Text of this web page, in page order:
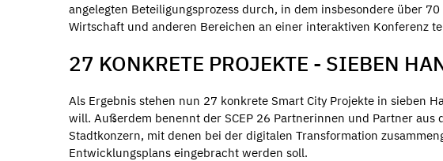
angelegten Beteiligungsprozess durch, in dem insbesondere über
Wirtschaft und anderen Bereichen an einer interaktiven Konferenz
27 KONKRETE PROJEKTE - SIEBEN
Als Ergebnis stehen nun 27 konkrete Smart City Projekte in sieben
will. Außerdem benennt der SCEP 26 Partnerinnen und Partner
Stadtkonzern, mit denen bei der digitalen Transformation
Entwicklungsplans eingebracht werden soll.